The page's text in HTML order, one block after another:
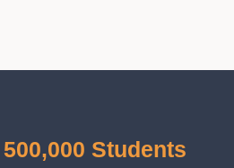
500,000 Students